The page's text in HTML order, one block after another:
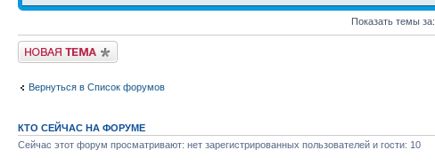
Показать темы за:
Начать новую тему
Вернуться в Список форумов
КТО СЕЙЧАС НА ФОРУМЕ
Сейчас этот форум просматривают: нет зарегистрированных пользователей и гости: 10